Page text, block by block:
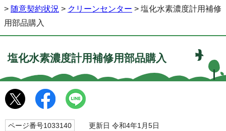
> 随意契約状況 > クリーンセンター > 塩化水素濃度計用補修
用部品購入
塩化水素濃度計用補修用部品購入
ページ番号1033140 更新日 令和4年1月5日